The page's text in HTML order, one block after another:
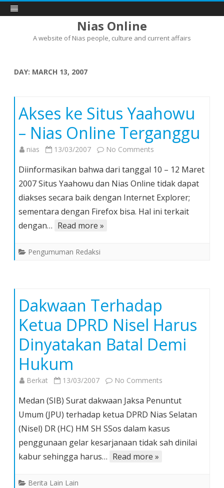
Nias Online
A website of Nias people, culture and current affairs
DAY: MARCH 13, 2007
Akses ke Situs Yaahowu
– Nias Online Terganggu
nias 13/03/2007 No Comments
ke
Situs
Yaahowu
–
Diinformasikan bahwa dari tanggal 10 – 12 Maret
2007 Situs Yaahowu dan Nias Online tidak dapat
diakses secara baik dengan Internet Explorer;
sementara dengan Firefox bisa. Hal ini terkait
dengan… Read more »
Pengumuman Redaksi
Dakwaan Terhadap
Ketua DPRD Nisel Harus
Dinyatakan Batal Demi
Hukum
Berkat 13/03/2007 No Comments
Terhadap
Ketua
DPRD
Nisel
Medan (SIB) Surat dakwaan Jaksa Penuntut
Umum (JPU) terhadap ketua DPRD Nias Selatan
(Nisel) DR (HC) HM SH SSos dalam kasus
penggunaan gelar kesarjanaan tidak sah dinilai
kabur sehingga harus… Read more »
Berita Lain Lain